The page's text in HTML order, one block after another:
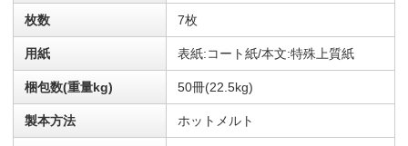
枚数 7枚
用紙 表紙:コート紙/本文:特殊上質紙
梱包数(重量kg) 50冊(22.5kg)
製本方法 ホットメルト